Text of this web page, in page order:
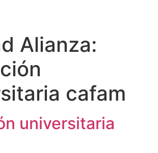
Alianza:
cafam
universitaria